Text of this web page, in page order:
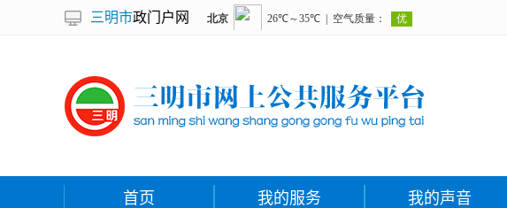
三明市政门户网
首页 我的服务 我的声音